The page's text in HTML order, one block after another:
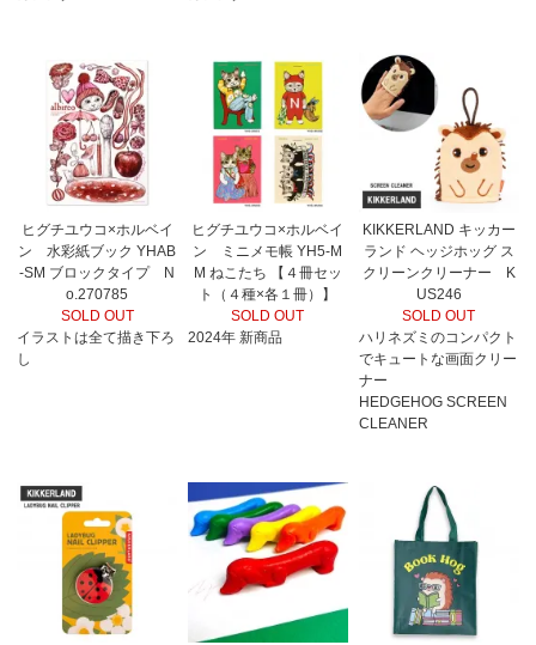
ヒグチユウコ×ホルベイ
ン 水彩紙ブック YHAB
-SM ブロックタイプ N
o.270785
SOLD OUT
イラストは全て描き下ろ
し
ヒグチユウコ×ホルベイ
ン ミニメモ帳 YH5-M
M ねこたち 【４冊セッ
ト（４種×各１冊）】
SOLD OUT
2024年 新商品
KIKKERLAND キッカー
ランド ヘッジホッグ ス
クリーンクリーナー K
US246
SOLD OUT
ハリネズミのコンパクト
でキュートな画面クリー
ナー
HEDGEHOG SCREEN
CLEANER